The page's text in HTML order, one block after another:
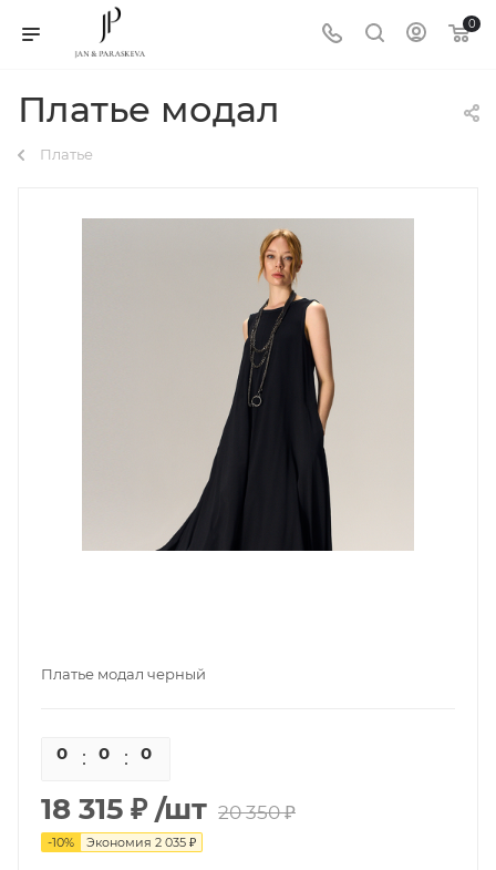
0
Платье модал
Платье
Платье модал черный
0 0 0
18 315 ₽ /шт 20 350 ₽
-10% Экономия 2 035 ₽